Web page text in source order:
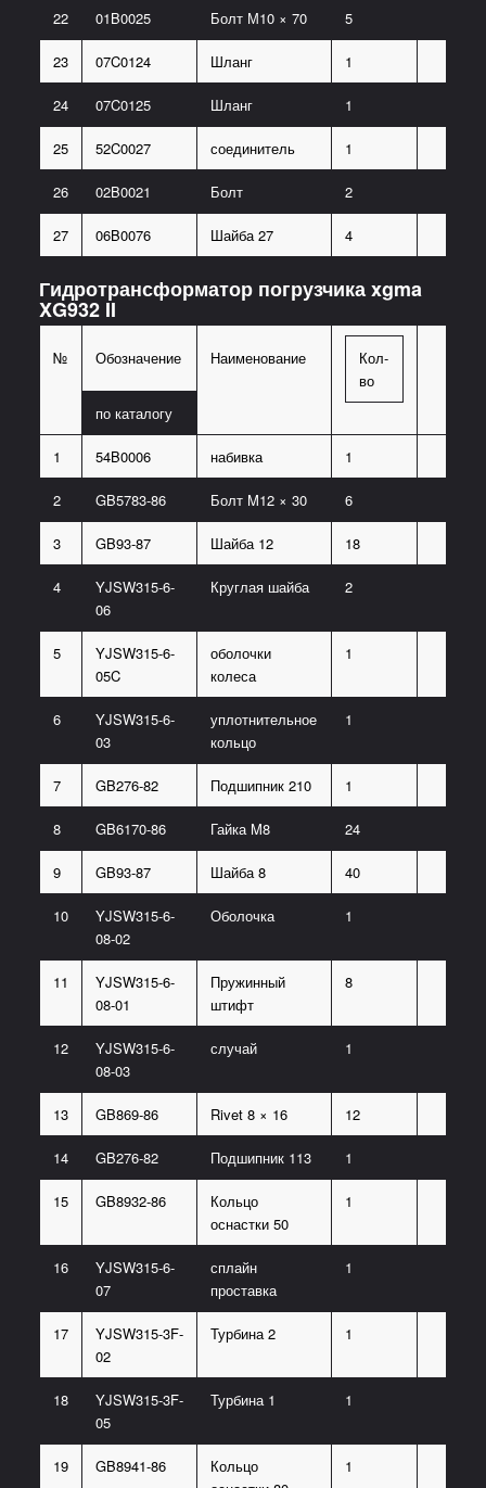
22 01B0025 Болт М10 × 70 5
23 07C0124 Шланг 1
24 07C0125 Шланг 1
25 52C0027 соединитель 1
26 02B0021 Болт 2
27 06B0076 Шайба 27 4
Гидротрансформатор погрузчика xgma
XG932 II
№ Обозначение Наименование
Кол-
во
по каталогу
1 54B0006 набивка 1
2 GB5783-86 Болт M12 × 30 6
3 GB93-87 Шайба 12 18
4
YJSW315-6-
06
Круглая шайба 2
5
YJSW315-6-
05C
оболочки
колеса
1
6
YJSW315-6-
03
уплотнительное
кольцо
1
7 GB276-82 Подшипник 210 1
8 GB6170-86 Гайка M8 24
9 GB93-87 Шайба 8 40
10
YJSW315-6-
08-02
Оболочка 1
11
YJSW315-6-
08-01
Пружинный
штифт
8
12
YJSW315-6-
08-03
случай 1
13 GB869-86 Rivet 8 × 16 12
14 GB276-82 Подшипник 113 1
15 GB8932-86
Кольцо
оснастки 50
1
16
YJSW315-6-
07
сплайн
проставка
1
17
YJSW315-3F-
02
Турбина 2 1
18
YJSW315-3F-
05
Турбина 1 1
19 GB8941-86
Кольцо
1